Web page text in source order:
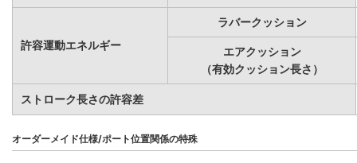
許容運動エネルギー
ラバークッション
エアクッション
（有効クッション長さ）
ストローク長さの許容差
オーダーメイド仕様/ポート位置関係の特殊